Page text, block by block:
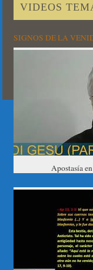
VIDEOS
SIGNOS DE LA
Apostasía